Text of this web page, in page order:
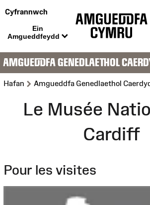
Cyfrannwch
Ein
Amgueddfeydd
AMGUEDDFA GENEDLAETHOL
Hafan >Amgueddfa Genedlaethol
Le Musée
Cardiff
Pour les visites